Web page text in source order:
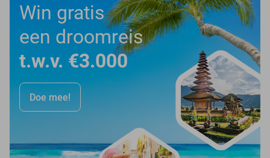
Win gratis
een droomreis
t.w.v. €3.000
Doe mee!